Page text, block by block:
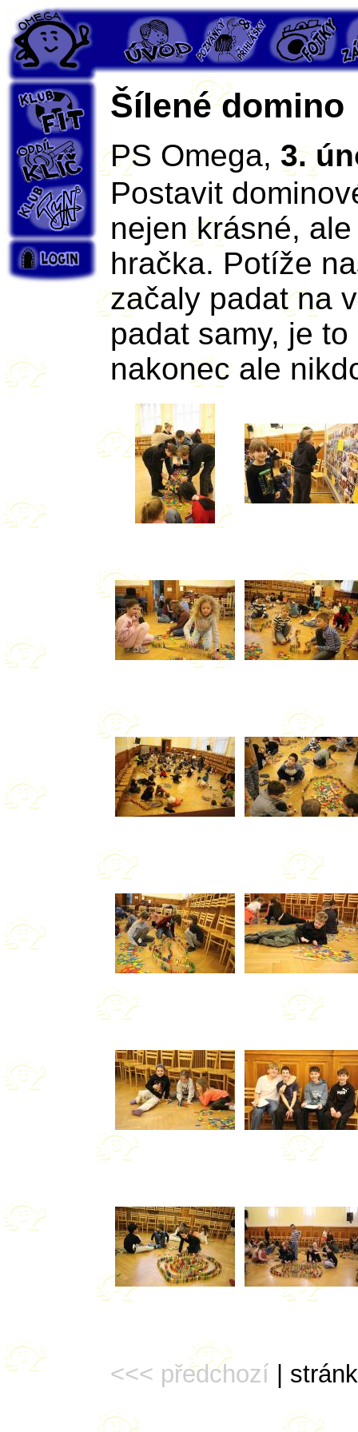
PS Omega
Úvod Pozvánky Fotky
Klub Fit
Oddíl Klíč
Klub Týn's
Login
Šílené domino
PS Omega, 3.
Postavit
nejen krásné,
hračka. Potíže
začaly padat na
padat samy, je
nakonec ale
<<< předchozí |